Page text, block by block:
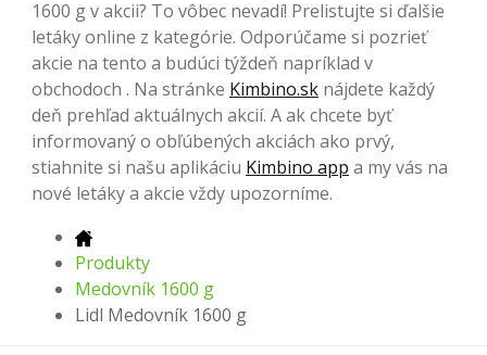
1600 g v akcii? To vôbec nevadí! Prelistujte si ďalšie
letáky online z kategórie. Odporúčame si pozrieť
akcie na tento a budúci týždeň napríklad v
obchodoch . Na stránke Kimbino.sk nájdete každý
deň prehľad aktuálnych akcií. A ak chcete byť
informovaný o obľúbených akciách ako prvý,
stiahnite si našu aplikáciu Kimbino app a my vás na
nové letáky a akcie vždy upozorníme.
Produkty
Medovník 1600 g
Lidl Medovník 1600 g